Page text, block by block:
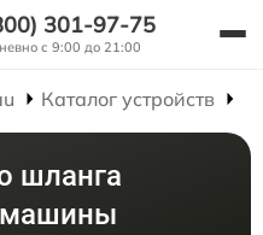
301-97-75
с 9:00 до 21:00
Каталог устройств
шланга
машины